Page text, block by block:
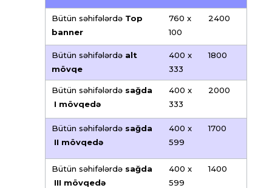
Bütün səhifələrdə Top
banner
760 x
100
2400
Bütün səhifələrdə alt
mövqe
400 x
333
1800
Bütün səhifələrdə sağda
I mövqedə
400 x
333
2000
Bütün səhifələrdə sağda
II mövqedə
400 x
599
1700
Bütün səhifələrdə sağda
III mövqedə
400 x
599
1400